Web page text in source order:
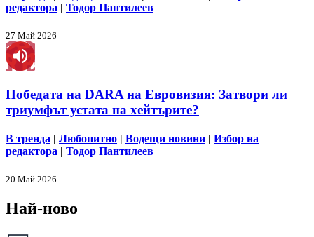
редактора | Тодор Пантилеев
27 Май 2026
Победата на DARA на Евровизия: Затвори ли
триумфът устата на хейтърите?
В тренда | Любопитно | Водещи новини | Избор на
редактора | Тодор Пантилеев
20 Май 2026
Най-ново